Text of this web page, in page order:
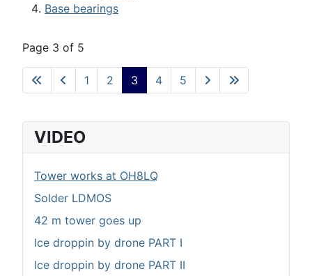
Base bearings
Page 3 of 5
1 2 3 4 5
VIDEO
Tower works at OH8LQ
Solder LDMOS
42 m tower goes up
Ice droppin by drone PART I
Ice droppin by drone PART II